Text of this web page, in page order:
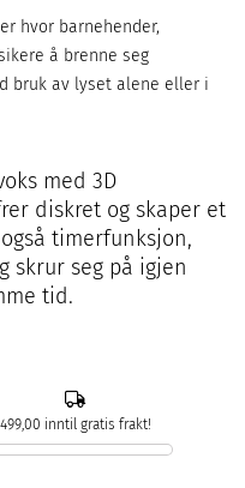
hvor barnehender,
å brenne seg
bruk av lyset alene eller i
med 3D
diskret og skaper et
timerfunksjon,
skrur seg på igjen
tid.
499,00 inntil gratis frakt!